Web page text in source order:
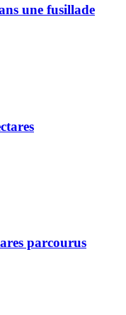
une fusillade
parcourus